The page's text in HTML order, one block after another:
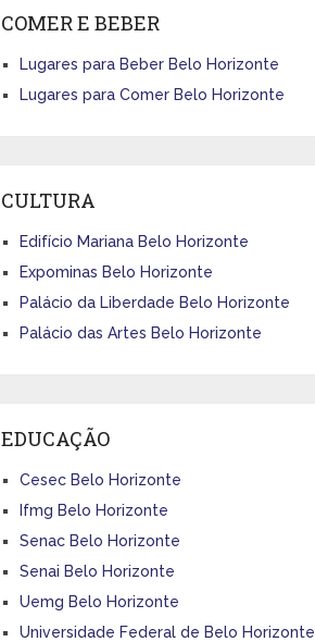
COMER E BEBER
Lugares para Beber Belo Horizonte
Lugares para Comer Belo Horizonte
CULTURA
Edifício Mariana Belo Horizonte
Expominas Belo Horizonte
Palácio da Liberdade Belo Horizonte
Palácio das Artes Belo Horizonte
EDUCAÇÃO
Cesec Belo Horizonte
Ifmg Belo Horizonte
Senac Belo Horizonte
Senai Belo Horizonte
Uemg Belo Horizonte
Universidade Federal de Belo Horizonte